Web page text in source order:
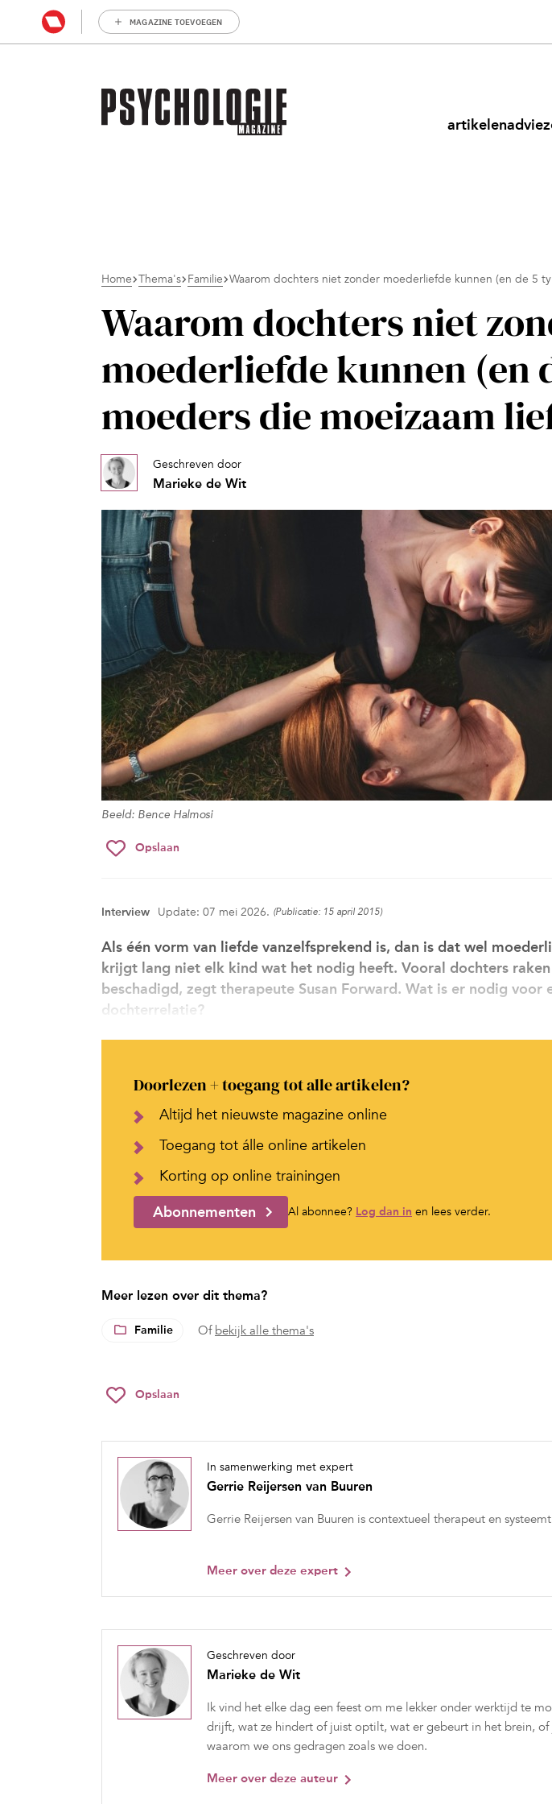
MAGAZINE TOEVOEGEN
artikelen
Home Thema's Familie Waarom dochters niet zonder moederliefde kunnen (en de 5
Waarom dochters niet
moederliefde kunnen (en
moeders die moeizaam
Geschreven door
Marieke de Wit
Beeld: Bence Halmosi
Opslaan
Interview Update: 07 mei 2026. (Publicatie: 15 april 2015)
Als één vorm van liefde vanzelfsprekend is, dan is dat wel
krijgt lang niet elk kind wat het nodig heeft. Vooral dochters
beschadigd, zegt therapeute Susan Forward. Wat is er nodig voor
dochterrelatie?
Doorlezen + toegang tot alle artikelen?
Altijd het nieuwste magazine online
Toegang tot álle online artikelen
Korting op online trainingen
Abonnementen Al abonnee? Log dan in en lees verder.
Meer lezen over dit thema?
Familie Of bekijk alle thema's
Opslaan
In samenwerking met expert
Gerrie Reijersen van Buuren
Gerrie Reijersen van Buuren is contextueel therapeut en
Meer over deze expert
Geschreven door
Marieke de Wit
Ik vind het elke dag een feest om me lekker onder werktijd te
drijft, wat ze hindert of juist optilt, wat er gebeurt in het brein, of
waarom we ons gedragen zoals we doen.
Meer over deze auteur